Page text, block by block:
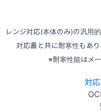
レンジ対応(本体のみ)の汎用
対応蓋と共に耐寒性もあり
※耐寒性能はメ
対